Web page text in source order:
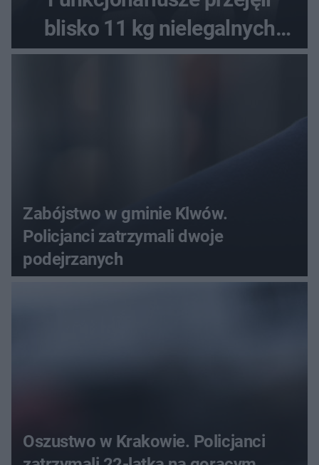
blisko 11 kg nielegalnych
substancji
Zabójstwo w gminie Klwów.
Policjanci zatrzymali dwoje
podejrzanych
Oszustwo w Krakowie. Policjanci